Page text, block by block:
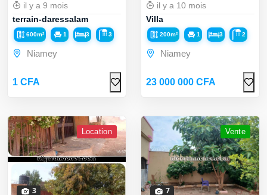
il y a 9 mois
terrain-daressalam
600m² 1 3 3
Niamey
1 CFA
il y a 10 mois
Villa
200m² 1 3 2
Niamey
23 000 000 CFA
3
Location
7
Vente